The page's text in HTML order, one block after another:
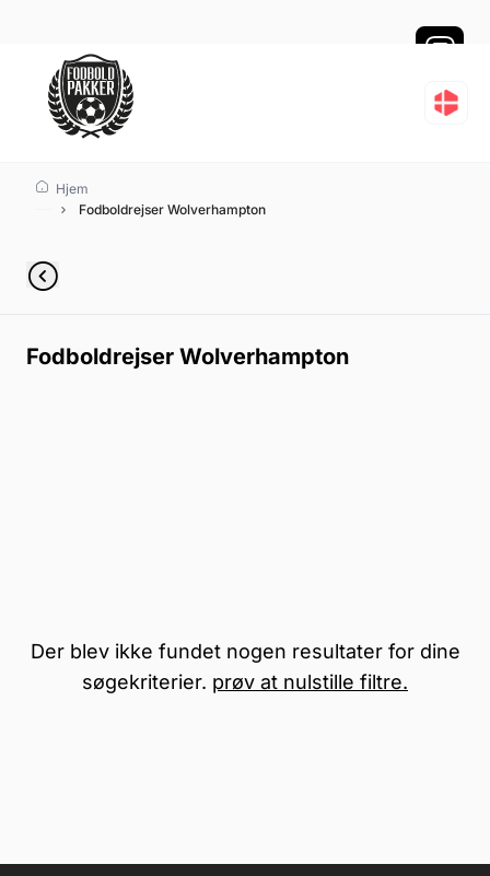
Fodboldrejser
Hjem
Fodboldrejser Wolverhampton
Fodboldrejser Wolverhampton
Der blev ikke fundet nogen resultater for dine
søgekriterier. prøv at nulstille filtre.